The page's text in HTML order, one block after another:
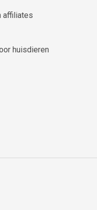
affiliates
huisdieren